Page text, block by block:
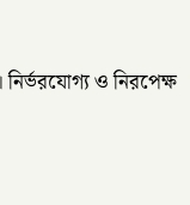
নির্ভরযোগ্য ও নিরপেক্ষ